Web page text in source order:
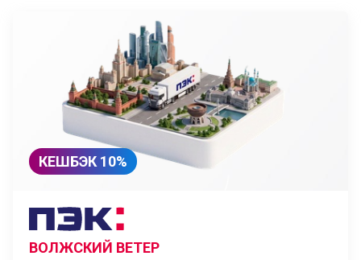
КЕШБЭК 10%
ВОЛЖСКИЙ ВЕТЕР